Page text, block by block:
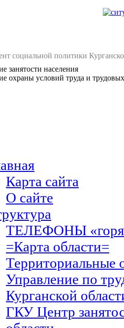
социальной политики
занятости населения
охраны условий труда и
Карта сайта
О сайте
ТЕЛЕФОНЫ
=Карта области=
Территориальные
Управление по
Курганской
ГКУ Центр